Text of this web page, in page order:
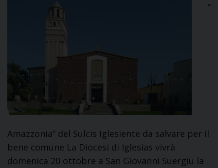
“
Amazzonia” del Sulcis Iglesiente da salvare per il
bene comune La Diocesi di Iglesias vivrà
domenica 20 ottobre a San Giovanni Suergiu la